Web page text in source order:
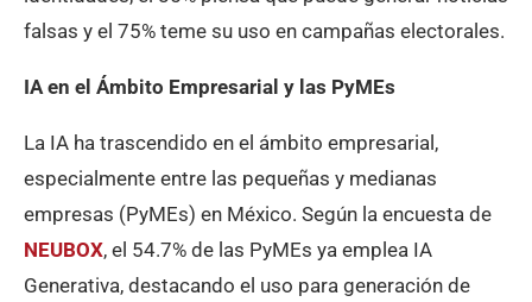
falsas y el 75% teme su uso en campañas electorales.
IA en el Ámbito Empresarial y las PyMEs
La IA ha trascendido en el ámbito empresarial,
especialmente entre las pequeñas y medianas
empresas (PyMEs) en México. Según la encuesta de
NEUBOX, el 54.7% de las PyMEs ya emplea IA
Generativa, destacando el uso para generación de